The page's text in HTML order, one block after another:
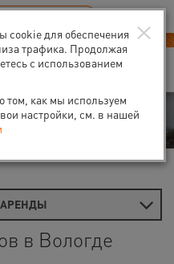
с 01.02.2025
RU EN
АРЕНДЫ
в Вологде
×
cookie для обеспечения
трафика. Продолжая
с использованием
как мы используем
настройки, см. в нашей